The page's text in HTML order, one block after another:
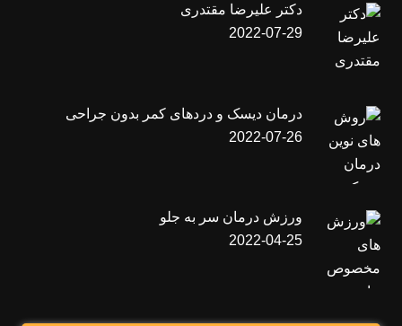
دکتر علیرضا مقتدری
2022-07-29
درمان دیسک و دردهای کمر بدون جراحی
2022-07-26
ورزش درمان سر به جلو
2022-04-25